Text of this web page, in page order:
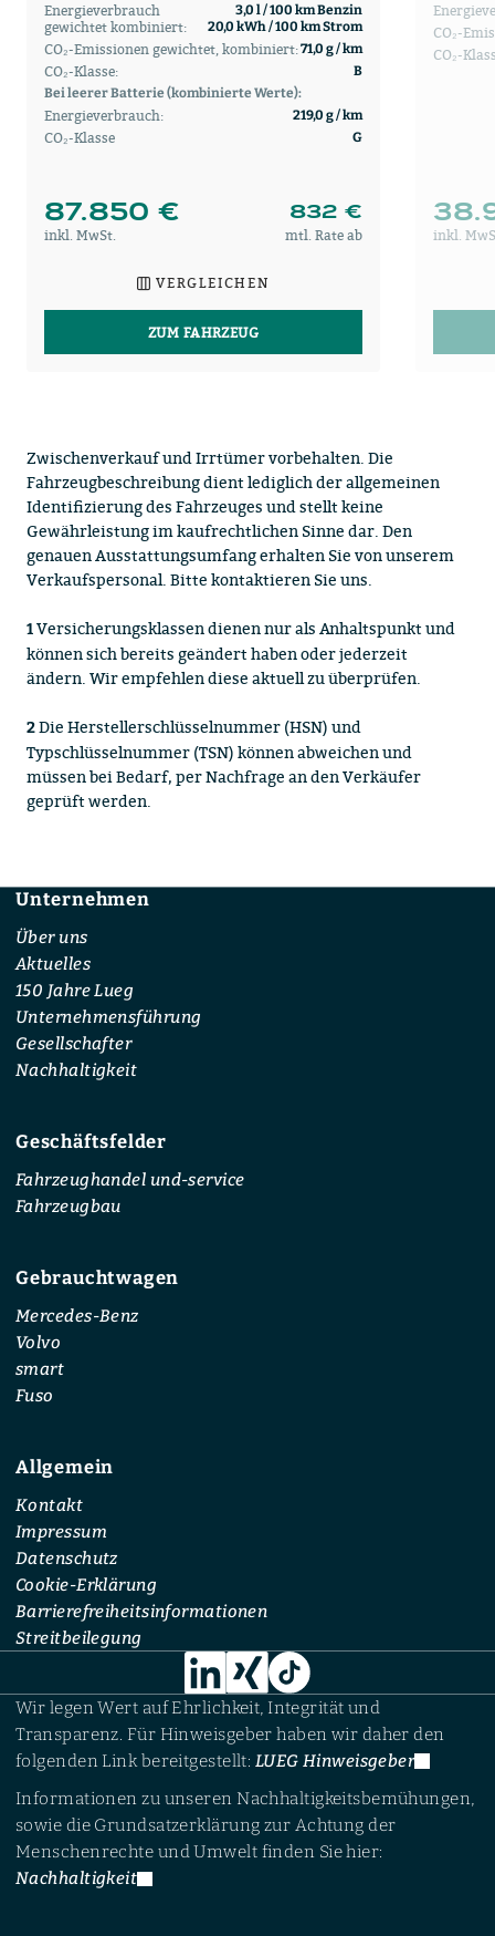
Energieverbrauch
gewichtet kombiniert:
3,0 l / 100 km Benzin
20,0 kWh / 100 km Strom
CO₂-Emissionen gewichtet, kombiniert:71,0 g / km
CO₂-Klasse:
B
Bei leerer Batterie (kombinierte Werte):
Energieverbrauch: 219,0 g / km
CO₂-Klasse G
87.850 € 832 €
inkl. MwSt. mtl. Rate ab
VERGLEICHEN
ZUM FAHRZEUG
CO₂-
CO₂-
inkl.
Zwischenverkauf und Irrtümer vorbehalten. Die
Fahrzeugbeschreibung dient lediglich der allgemeinen
Identifizierung des Fahrzeuges und stellt keine
Gewährleistung im kaufrechtlichen Sinne dar. Den
genauen Ausstattungsumfang erhalten Sie von unserem
Verkaufspersonal. Bitte kontaktieren Sie uns.
1Versicherungsklassen dienen nur als Anhaltspunkt und
können sich bereits geändert haben oder jederzeit
ändern. Wir empfehlen diese aktuell zu überprüfen.
2Die Herstellerschlüsselnummer (HSN) und
Typschlüsselnummer (TSN) können abweichen und
müssen bei Bedarf, per Nachfrage an den Verkäufer
geprüft werden.
Footer
Unternehmen
Über uns
Aktuelles
150 Jahre Lueg
Unternehmensführung
Gesellschafter
Nachhaltigkeit
Geschäftsfelder
Fahrzeughandel und-service
Fahrzeugbau
Gebrauchtwagen
Mercedes-Benz
Volvo
smart
Fuso
Allgemein
Kontakt
Impressum
Datenschutz
Cookie-Erklärung
Barrierefreiheitsinformationen
Streitbeilegung
Wir legen Wert auf Ehrlichkeit, Integrität und
Transparenz. Für Hinweisgeber haben wir daher den
folgenden Link bereitgestellt: LUEG Hinweisgeber
Informationen zu unseren Nachhaltigkeitsbemühungen,
sowie die Grundsatzerklärung zur Achtung der
Menschenrechte und Umwelt finden Sie hier:
Nachhaltigkeit